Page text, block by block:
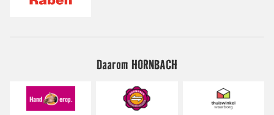
Daarom HORNBACH